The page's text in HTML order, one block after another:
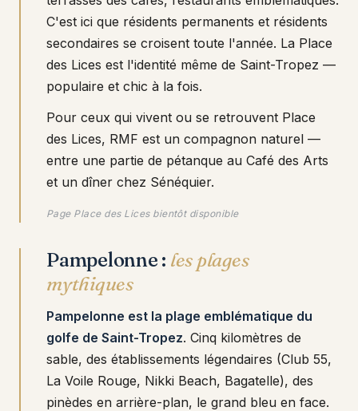
C'est ici que résidents permanents et résidents
secondaires se croisent toute l'année. La Place
des Lices est l'identité même de Saint-Tropez —
populaire et chic à la fois.
Pour ceux qui vivent ou se retrouvent Place
des Lices, RMF est un compagnon naturel —
entre une partie de pétanque au Café des Arts
et un dîner chez Sénéquier.
Page Place des Lices bientôt disponible
Pampelonne : les plages
mythiques
Pampelonne est la plage emblématique du
golfe de Saint-Tropez. Cinq kilomètres de
sable, des établissements légendaires (Club 55,
La Voile Rouge, Nikki Beach, Bagatelle), des
pinèdes en arrière-plan, le grand bleu en face.